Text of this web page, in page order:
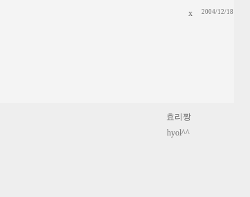
x 2004/12/18
효리짱
hyol^^